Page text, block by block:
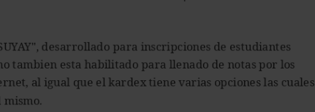
desarrollado para inscripciones de estudiantes
tambien esta habilitado para llenado de notas por los
al igual que el kardex tiene varias opciones las cuales